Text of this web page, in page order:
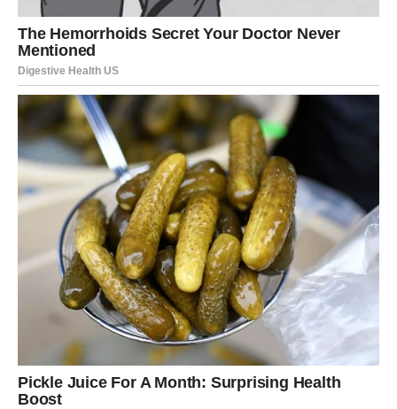
sposobnost da donesu brojne zdravstvene prednosti, uz
istovremeno pružanje užitka u jedečoj kulturi, čini ih
nezamjenjivim dijelom svake zdrave prehrane. Bilo da ih
jedete svježe, u obliku džema ili kao dodatak raznim
jelima, maline zasigurno obogaćuju svaki obrok i donose
radost svakodnevnom životu. Njihovo uzgoj i dostupnost,
uz raznovrsne načine konzumacije, čine ih ne samo
zdravim izborom, već i izvorom inspiracije u kulinarstvu i
umjetnosti.